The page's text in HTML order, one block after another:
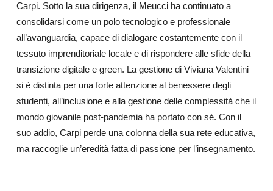
Carpi. Sotto la sua dirigenza, il Meucci ha continuato a
consolidarsi come un polo tecnologico e professionale
all’avanguardia, capace di dialogare costantemente con il
tessuto imprenditoriale locale e di rispondere alle sfide della
transizione digitale e green. La gestione di Viviana Valentini
si è distinta per una forte attenzione al benessere degli
studenti, all’inclusione e alla gestione delle complessità che il
mondo giovanile post-pandemia ha portato con sé. Con il
suo addio, Carpi perde una colonna della sua rete educativa,
ma raccoglie un’eredità fatta di passione per l’insegnamento.